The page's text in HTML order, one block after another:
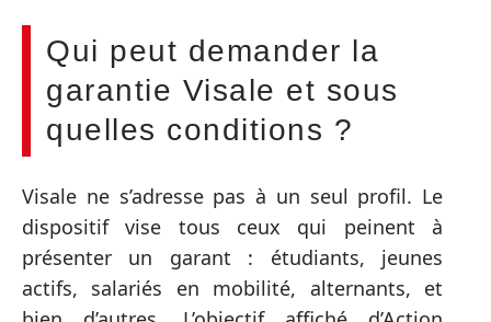
Qui peut demander la
garantie Visale et sous
quelles conditions ?
Visale ne s’adresse pas à un seul profil. Le
dispositif vise tous ceux qui peinent à
présenter un garant : étudiants, jeunes
actifs, salariés en mobilité, alternants, et